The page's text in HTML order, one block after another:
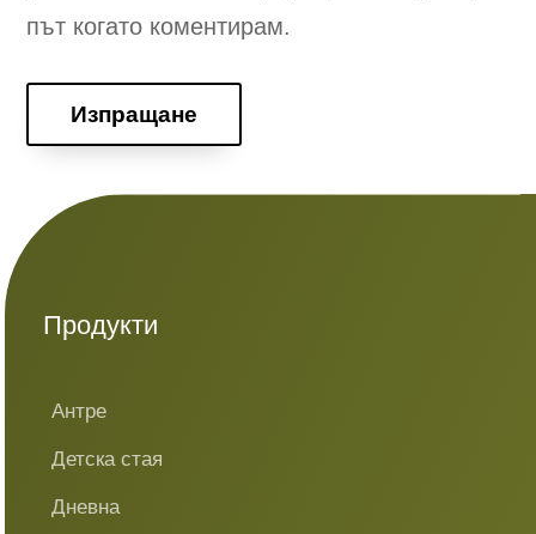
път когато коментирам.
Изпращане
Продукти
Антре
Детска стая
Дневна